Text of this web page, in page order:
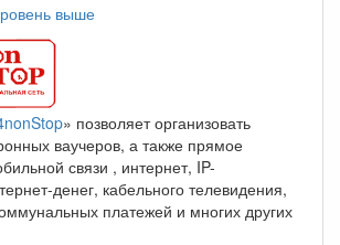
выше
» позволяет организовать
ваучеров, а также прямое
связи , интернет, IP-
денег, кабельного телевидения,
платежей и многих других